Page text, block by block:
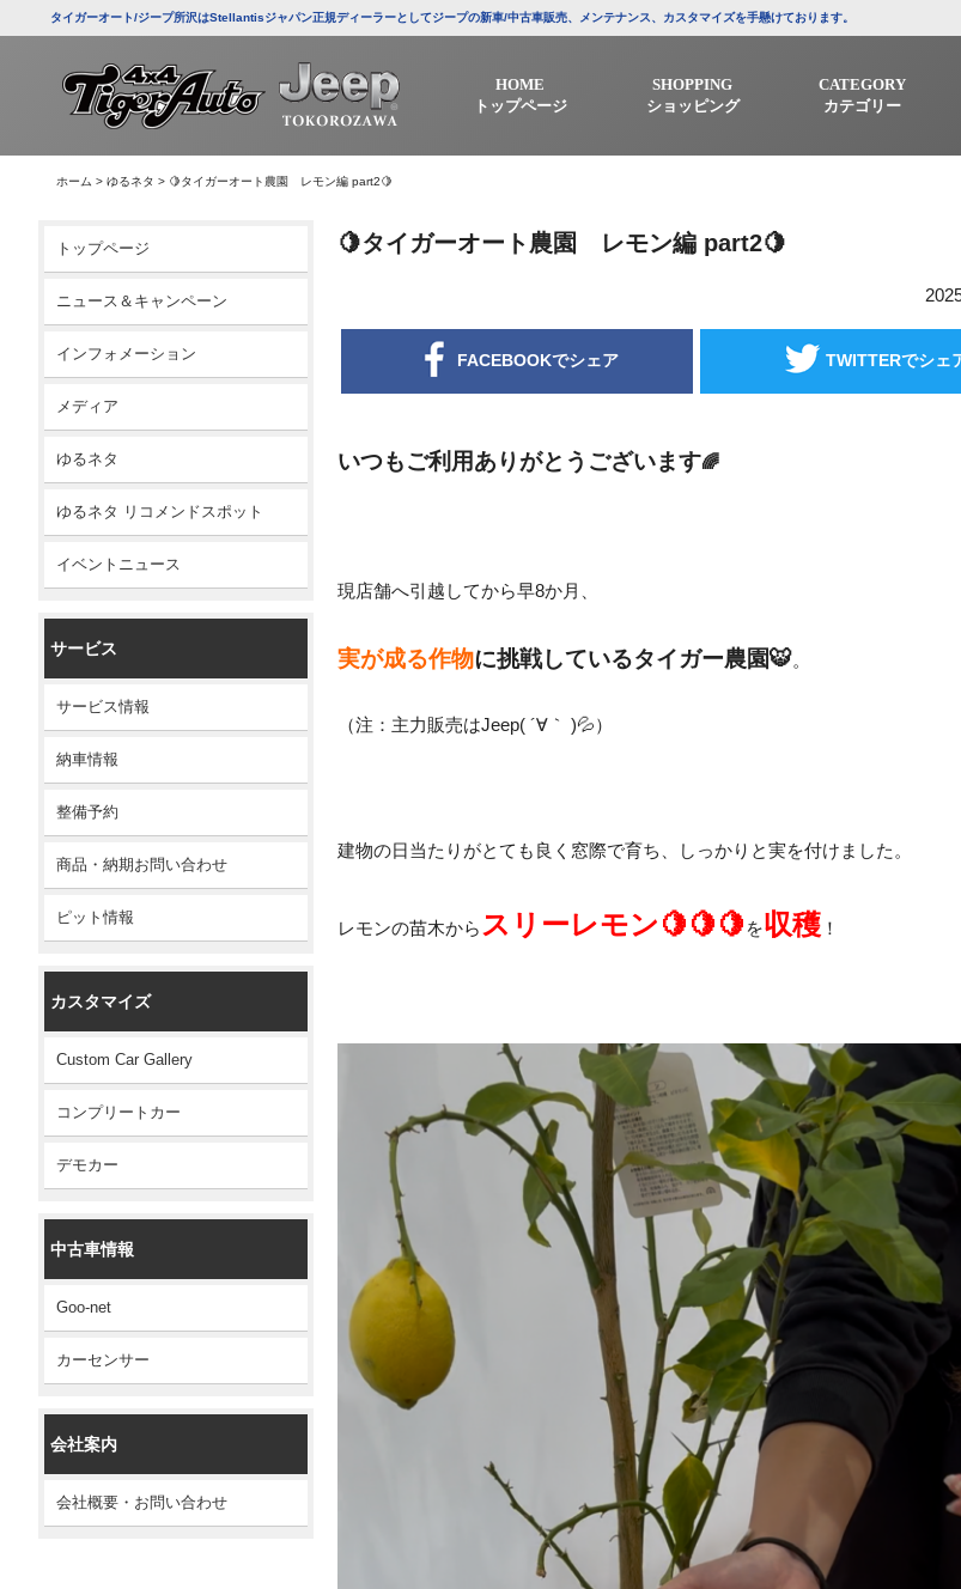
タイガーオート/ジープ所沢はStellantisジャパン正規ディーラーとしてジープの新車/中古車販売、メンテナンス、カスタマイズを手懸けております。
HOME
トップページ
SHOPPING
ショッピング
CATEGORY
カテゴリー
ホーム > ゆるネタ > 🍋タイガーオート農園 レモン編 part2🍋
トップページ
ニュース＆キャンペーン
インフォメーション
メディア
ゆるネタ
ゆるネタ リコメンドスポット
イベントニュース
サービス
サービス情報
納車情報
整備予約
商品・納期お問い合わせ
ピット情報
カスタマイズ
Custom Car Gallery
コンプリートカー
デモカー
中古車情報
Goo-net
カーセンサー
会社案内
会社概要・お問い合わせ
🍋タイガーオート農園 レモン編 part2🍋
FACEBOOKでシェア TWITTERでシェ
いつもご利用ありがとうございます🌈
現店舗へ引越してから早8か月、
実が成る作物に挑戦しているタイガー農園🐯。
（注：主力販売はJeep( ´∀｀ )💦）
建物の日当たりがとても良く窓際で育ち、しっかりと実を付けました。
レモンの苗木からスリーレモン🍋🍋🍋 を収穫 ！